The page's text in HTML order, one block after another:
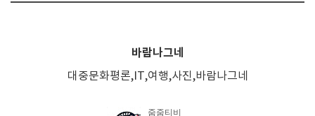
바람나그네
대중문화평론,IT,여행,사진,바람나그네